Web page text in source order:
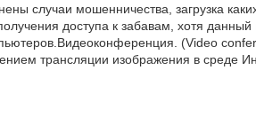
случаи мошенничества, загрузка
доступа к забавам, хотя
(Video
трансляции изображения в среде